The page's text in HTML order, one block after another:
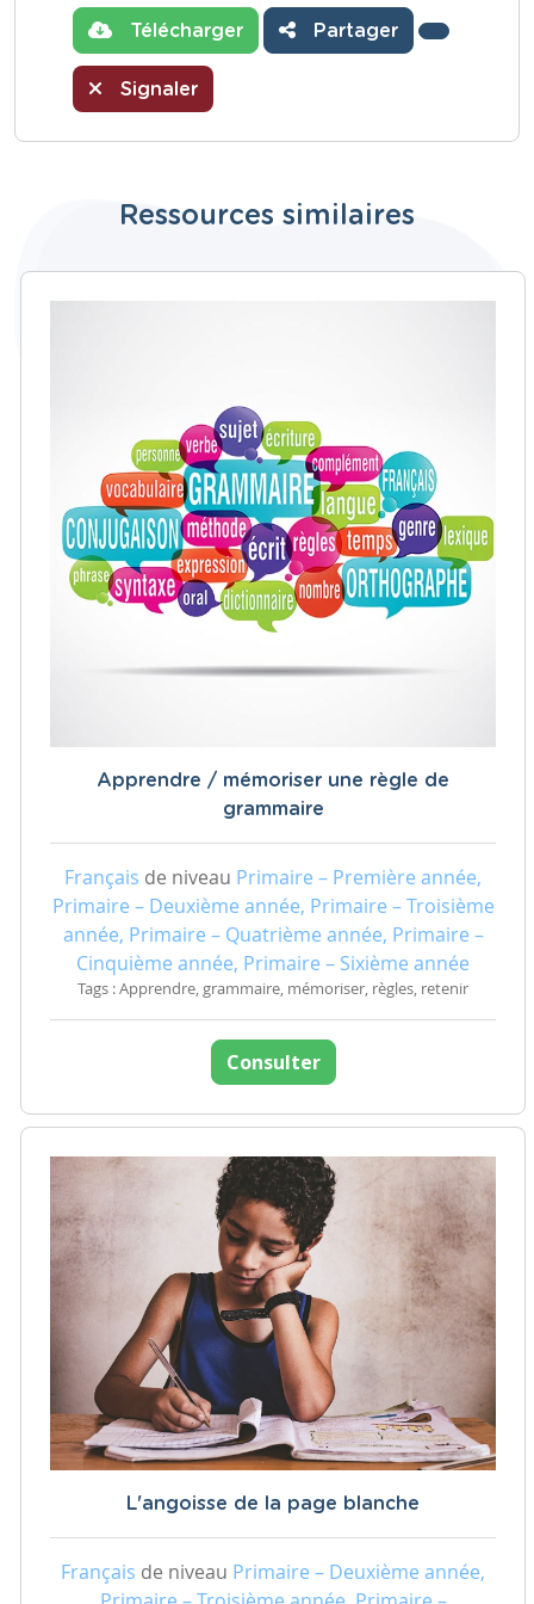
Télécharger Partager
Signaler
Ressources similaires
Apprendre / mémoriser une règle de
grammaire
Français de niveau Primaire – Première année,
Primaire – Deuxième année, Primaire – Troisième
année, Primaire – Quatrième année, Primaire –
Cinquième année, Primaire – Sixième année
Tags : Apprendre, grammaire, mémoriser, règles, retenir
Consulter
L'angoisse de la page blanche
Français de niveau Primaire – Deuxième année,